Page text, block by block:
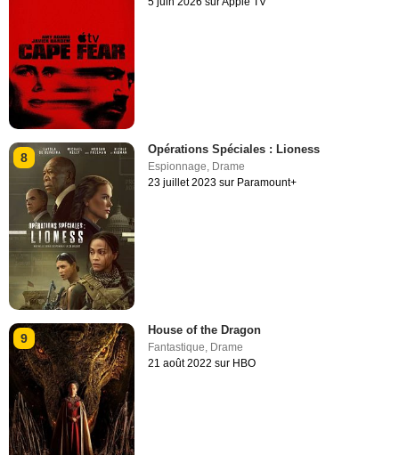
8
Opérations Spéciales : Lioness
Espionnage, Drame
23 juillet 2023 sur Paramount+
9
House of the Dragon
Fantastique, Drame
21 août 2022 sur HBO